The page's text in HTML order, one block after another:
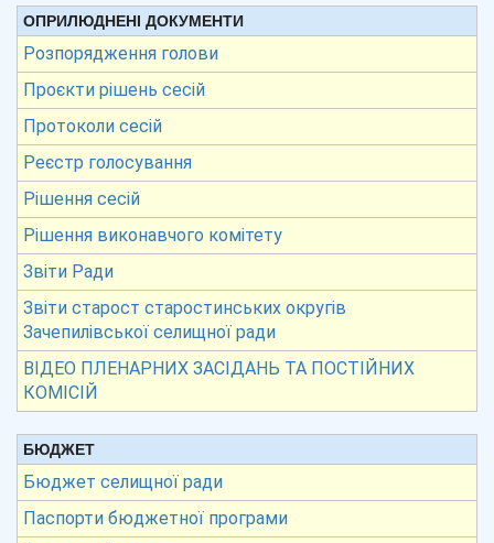
ОПРИЛЮДНЕНІ ДОКУМЕНТИ
Розпорядження голови
Проєкти рішень сесій
Протоколи сесій
Реєстр голосування
Рішення сесій
Рішення виконавчого комітету
Звіти Ради
Звіти старост старостинських округів
Зачепилівської селищної ради
ВІДЕО ПЛЕНАРНИХ ЗАСІДАНЬ ТА ПОСТІЙНИХ
КОМІСІЙ
БЮДЖЕТ
Бюджет селищної ради
Паспорти бюджетної програми